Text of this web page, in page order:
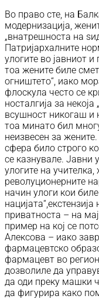
Во право сте, на
модернизација,
„внатрешноста на
Патријархалните
улогите во јавниот
тоа жените биле
огништето“, иако
флоскула често се
носталгија за некоја
всушност никогаш и
тоа минато бил
неизвесен за
сфера било строго
се казнувале. Јавни
улогите на
револуционерните
начин улоги кои
приватноста – на
пример на кој се
Алексова – иако
фармацевтско
фармацевт во
дозволиле да
да оди преку машки
да фигурира како